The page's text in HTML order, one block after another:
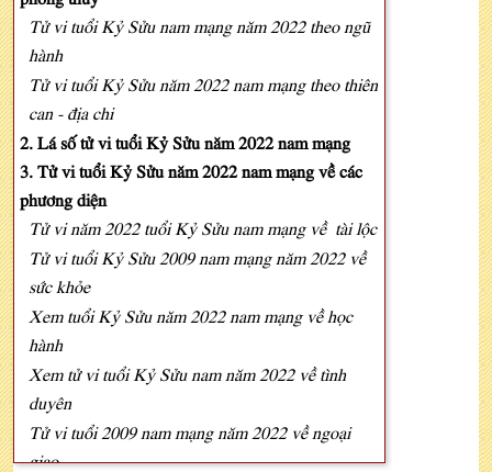
Tử vi tuổi Kỷ Sửu nam mạng năm 2022 theo ngũ
hành
Tử vi tuổi Kỷ Sửu năm 2022 nam mạng theo thiên
can - địa chi
2. Lá số tử vi tuổi Kỷ Sửu năm 2022 nam mạng
3. Tử vi tuổi Kỷ Sửu năm 2022 nam mạng về các
phương diện
Tử vi năm 2022 tuổi Kỷ Sửu nam mạng về tài lộc
Tử vi tuổi Kỷ Sửu 2009 nam mạng năm 2022 về
sức khỏe
Xem tuổi Kỷ Sửu năm 2022 nam mạng về học
hành
Xem tử vi tuổi Kỷ Sửu nam năm 2022 về tình
duyên
Tử vi tuổi 2009 nam mạng năm 2022 về ngoại
giao